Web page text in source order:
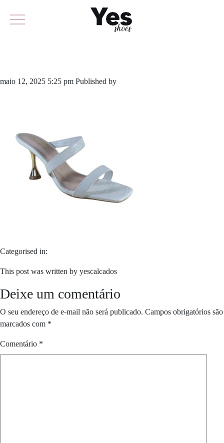
maio 12, 2025 5:25 pm Published by
Categorised in:
This post was written by yescalcados
Deixe um comentário
O seu endereço de e-mail não será publicado. Campos obrigatórios são
marcados com *
Comentário *